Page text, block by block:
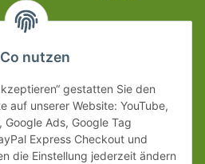
nutzen
gestatten Sie den
auf unserer Website: YouTube,
Ads, Google Tag
Express Checkout und
die Einstellung jederzeit ändern